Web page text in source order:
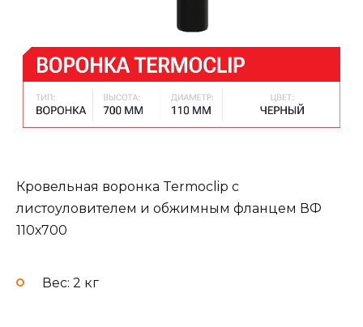
Кровельная воронка Termoclip с
листоуловителем и обжимным фланцем ВФ
110х700
Вес: 2 кг